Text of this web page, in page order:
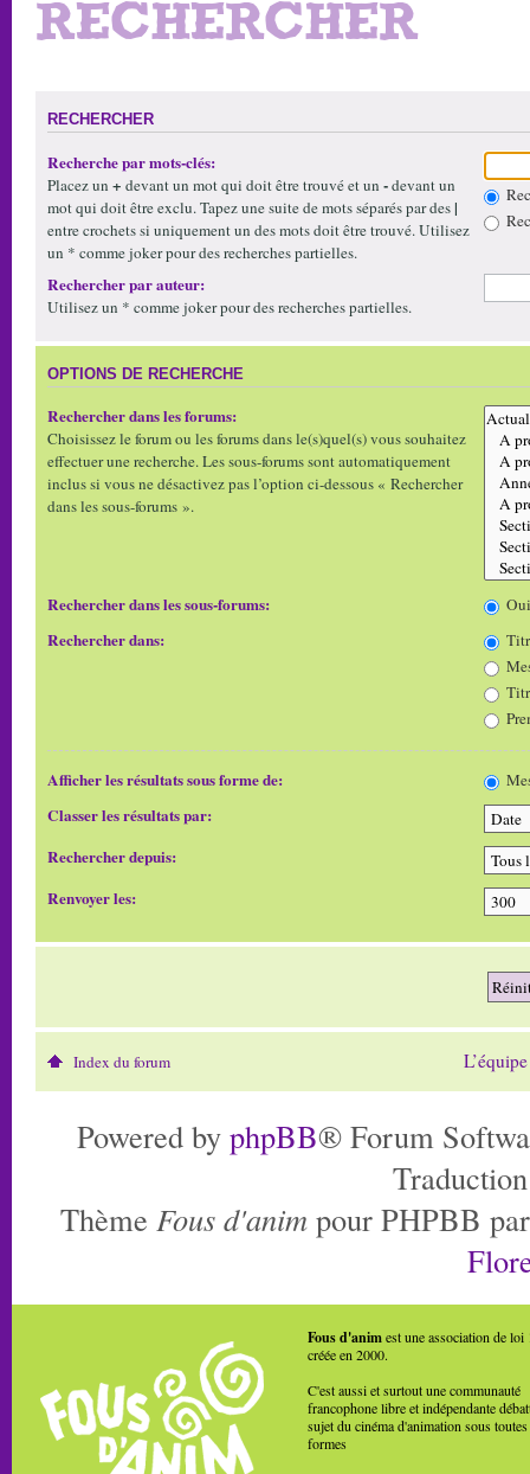
RECHERCHER
RECHERCHER
Recherche par mots-clés:
Placez un + devant un mot qui doit être trouvé et un -devant un
mot qui doit être exclu. Tapez une suite de mots séparés par des|
entre crochets si uniquement un des mots doit être trouvé. Utilisez
un * comme joker pour des recherches partielles.
Rechercher par auteur:
Utilisez un * comme joker pour des recherches partielles.
OPTIONS DE RECHERCHE
Rechercher dans les forums:
Choisissez le forum ou les forums dans le(s)quel(s) vous souhaitez
effectuer une recherche. Les sous-forums sont automatiquement
inclus si vous ne désactivez pas l’option ci-dessous « Rechercher
dans les sous-forums ».
Rechercher dans les sous-forums: Oui
Rechercher dans:
Afficher les résultats sous forme de:
Classer les résultats par:
Rechercher depuis:
Renvoyer les:
Index du forum
Powered by phpBB® Forum
Thème Fous d'anim pour PHPBB
Fous d'animest une association de loi
créée en 2000.
C'est aussi et surtout une communauté
francophone libre et indépendante
sujet du cinéma d'animation sous toutes
formes